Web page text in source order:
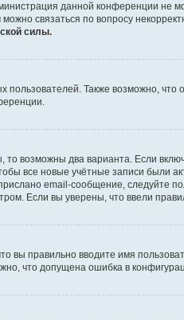
данной конференции не
связаться по вопросу
силы.
Также возможно,
возможны два варианта. Если
все новые учётные записи были
email-сообщение, следуйте
Если вы уверены, что ввели
вы правильно вводите имя
что допущена ошибка в